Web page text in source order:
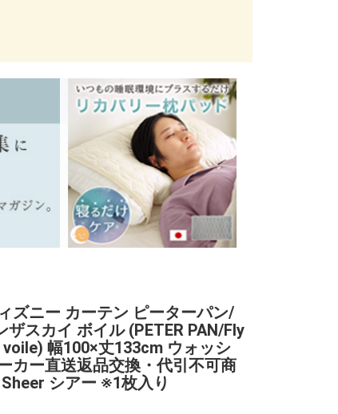
ズニー カーテン ピーターパン/
ザスカイ ボイル (PETER PAN/Fly
幅100×丈133cm ウォッシ
カー直送返品交換・代引不可商
シアー ※1枚入り